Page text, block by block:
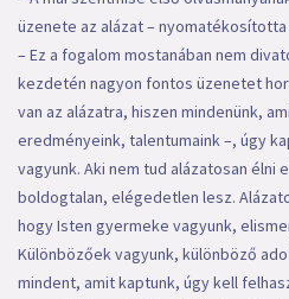
üzenete az alázat –
– Ez a fogalom mostanában nem
kezdetén nagyon fontos üzenetet
van az alázatra, hiszen mindenünk,
eredményeink, talentumaink –, úgy
vagyunk. Aki nem tud alázatosan élni
boldogtalan, elégedetlen lesz.
hogy Isten gyermeke vagyunk,
Különbözőek vagyunk, különböző
mindent, amit kaptunk, úgy kell